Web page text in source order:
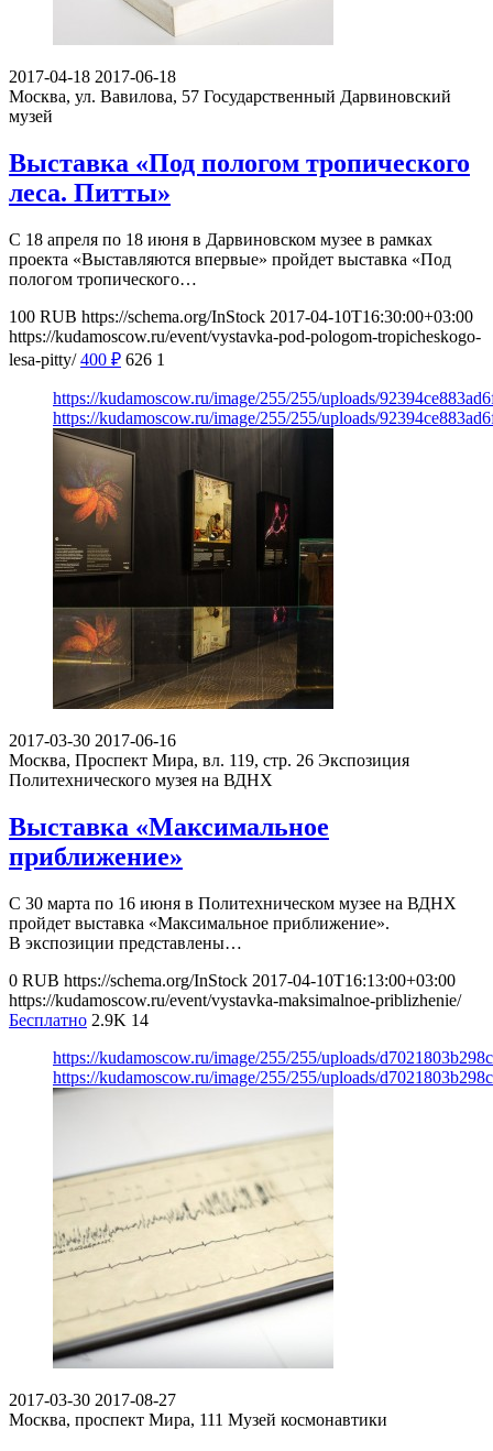
2017-04-18 2017-06-18
Москва, ул. Вавилова, 57 Государственный Дарвиновский
музей
Выставка «Под пологом тропического
леса. Питты»
С 18 апреля по 18 июня в Дарвиновском музее в рамках
проекта «Выставляются впервые» пройдет выставка «Под
пологом тропического…
100 RUB https://schema.org/InStock 2017-04-10T16:30:00+03:00
https://kudamoscow.ru/event/vystavka-pod-pologom-tropicheskogo-
lesa-pitty/ 400 ₽ 626 1
https://kudamoscow.ru/image/255/255/uploads/
https://kudamoscow.ru/image/255/255/uploads/
2017-03-30 2017-06-16
Москва, Проспект Мира, вл. 119, стр. 26 Экспозиция
Политехнического музея на ВДНХ
Выставка «Максимальное
приближение»
С 30 марта по 16 июня в Политехническом музее на ВДНХ
пройдет выставка «Максимальное приближение».
В экспозиции представлены…
0 RUB https://schema.org/InStock 2017-04-10T16:13:00+03:00
https://kudamoscow.ru/event/vystavka-maksimalnoe-priblizhenie/
Бесплатно 2.9K 14
https://kudamoscow.ru/image/255/255/uploads/
https://kudamoscow.ru/image/255/255/uploads/
2017-03-30 2017-08-27
Москва, проспект Мира, 111 Музей космонавтики